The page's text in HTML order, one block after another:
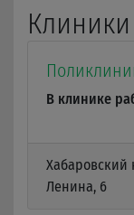
Клиники
В клинике
Хабаровский
Ленина, 6